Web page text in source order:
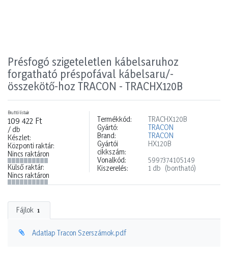
Présfogó szigeteletlen kábelsaruhoz
forgatható préspofával kábelsaru/-
összekötő-hoz TRACON - TRACHX120B
Bruttó listaár
109 422 Ft
/ db
Készlet:
Központi raktár:
Nincs raktáron
Külső raktár:
Nincs raktáron
Termékkód:
TRACHX120B
Gyártó:
TRACON
Brand:
TRACON
Gyártói
cikkszám:
HX120B
Vonalkód:
5997374105149
Kiszerelés:
1 db (bontható)
Fájlok 1
Adatlap Tracon Szerszámok.pdf